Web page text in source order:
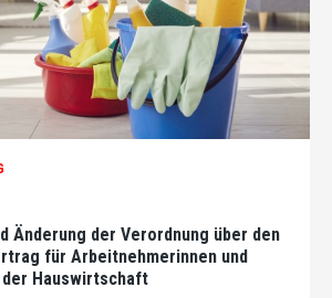
Änderung der Verordnung über den
für Arbeitnehmerinnen und
Hauswirtschaft